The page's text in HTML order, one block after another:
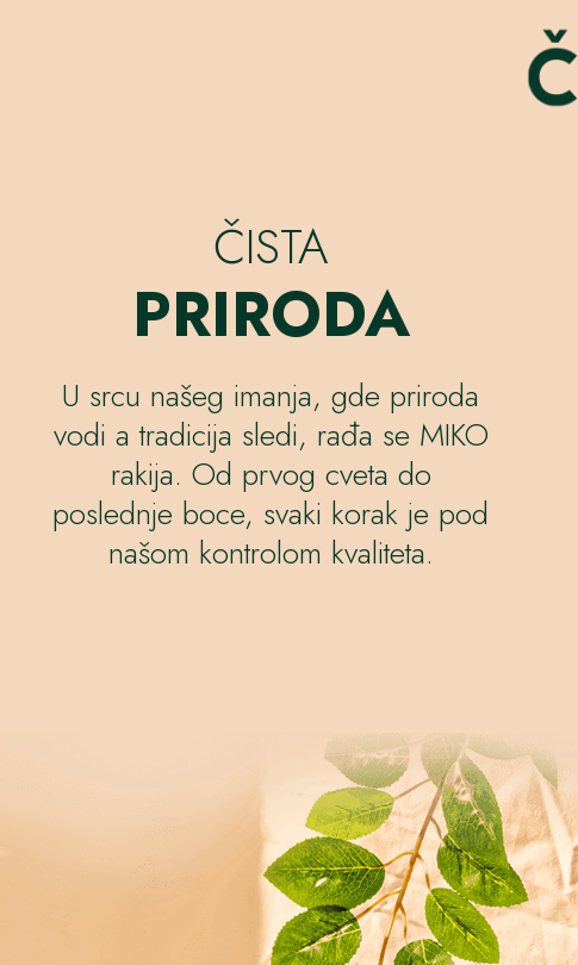
ČISTA
PRIRODA
U srcu našeg imanja, gde priroda
vodi a tradicija sledi, rađa se MIKO
rakija. Od prvog cveta do
poslednje boce, svaki korak je pod
našom kontrolom kvaliteta.